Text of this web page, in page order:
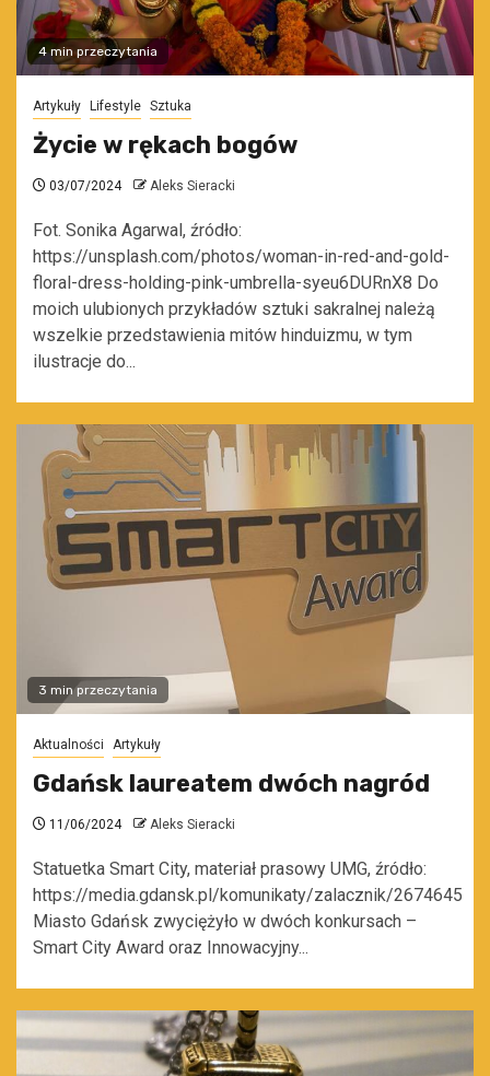
4 min przeczytania
Artykuły Lifestyle Sztuka
Życie w rękach bogów
03/07/2024 Aleks Sieracki
Fot. Sonika Agarwal, źródło:
https://unsplash.com/photos/woman-in-red-and-gold-
floral-dress-holding-pink-umbrella-syeu6DURnX8 Do
moich ulubionych przykładów sztuki sakralnej należą
wszelkie przedstawienia mitów hinduizmu, w tym
ilustracje do...
3 min przeczytania
Aktualności Artykuły
Gdańsk laureatem dwóch nagród
11/06/2024 Aleks Sieracki
Statuetka Smart City, materiał prasowy UMG, źródło:
https://media.gdansk.pl/komunikaty/zalacznik/2674645
Miasto Gdańsk zwyciężyło w dwóch konkursach –
Smart City Award oraz Innowacyjny...